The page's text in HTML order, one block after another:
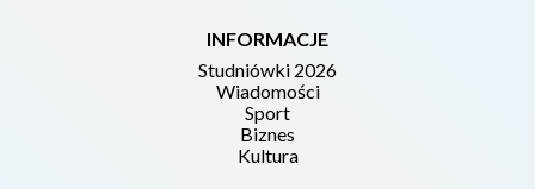
INFORMACJE
Studniówki 2026
Wiadomości
Sport
Biznes
Kultura